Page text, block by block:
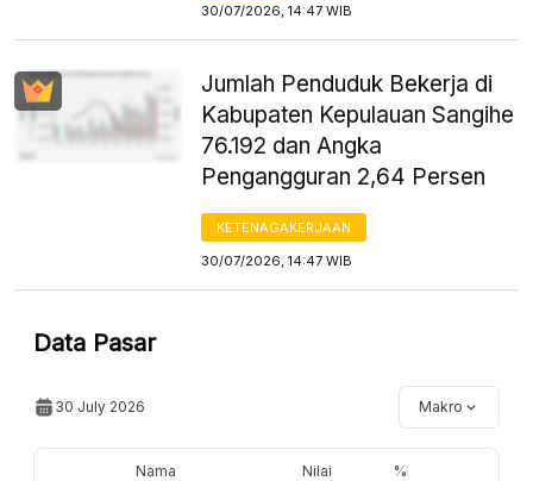
30/07/2026, 14:47 WIB
Jumlah Penduduk Bekerja di
Kabupaten Kepulauan Sangihe
76.192 dan Angka
Pengangguran 2,64 Persen
KETENAGAKERJAAN
30/07/2026, 14:47 WIB
Data Pasar
30 July 2026 Makro
Nama Nilai %